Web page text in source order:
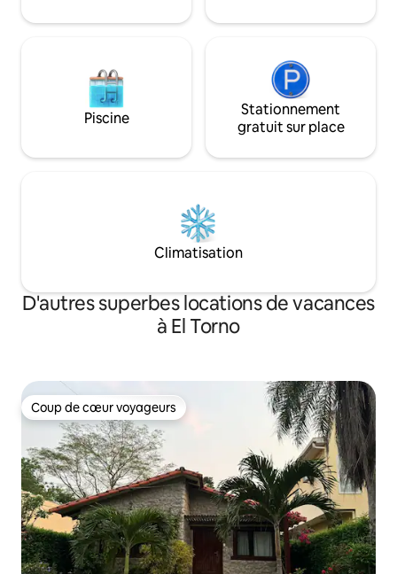
détendre.
Piscine
Stationnement
gratuit sur place
Climatisation
D'autres superbes locations de vacances
à El Torno
Coup de cœur voyageurs
Coup de cœur voyageurs